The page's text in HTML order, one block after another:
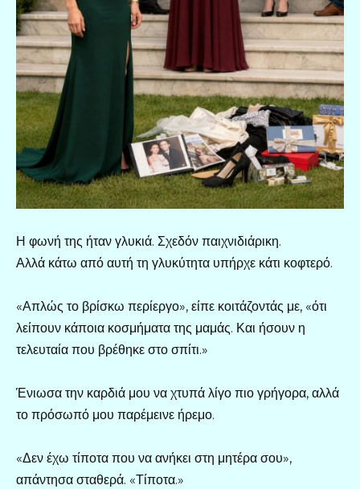
Η φωνή της ήταν γλυκιά. Σχεδόν παιχνιδιάρικη.
Αλλά κάτω από αυτή τη γλυκύτητα υπήρχε κάτι κοφτερό.
«Απλώς το βρίσκω περίεργο», είπε κοιτάζοντάς με, «ότι
λείπουν κάποια κοσμήματα της μαμάς. Και ήσουν η
τελευταία που βρέθηκε στο σπίτι.»
Ένιωσα την καρδιά μου να χτυπά λίγο πιο γρήγορα, αλλά
το πρόσωπό μου παρέμεινε ήρεμο.
«Δεν έχω τίποτα που να ανήκει στη μητέρα σου»,
απάντησα σταθερά. «Τίποτα.»